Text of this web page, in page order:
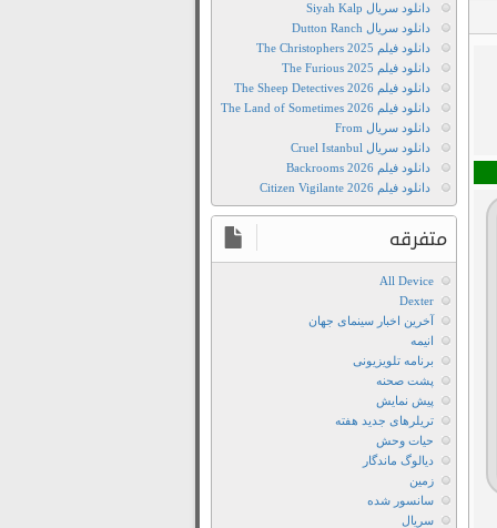
Film2Movie
دانلود
رایگان
فیلم
Haxan
1922
دانلود
رایگان
فیلم
هکسان
1922
دانلود
فیلم
Haxan
1922
دانلود
فیلم
Haxan
1922
دانلود سریال Siyah Kalp
دانلود سریال Dutton Ranch
دانلود فیلم The Christophers 2025
دانلود فیلم The Furious 2025
دانلود فیلم The Sheep Detectives 2026
دانلود فیلم The Land of Sometimes 2026
دانلود سریال From
دانلود سریال Cruel Istanbul
دانلود فیلم Backrooms 2026
دانلود فیلم Citizen Vigilante 2026
متفرقه
All Device
Dexter
آخرین اخبار سینمای جهان
انیمه
برنامه تلویزیونی
پشت صحنه
پیش نمایش
تریلرهای جدید هفته
حیات وحش
دیالوگ ماندگار
زمین
سانسور شده
سریال